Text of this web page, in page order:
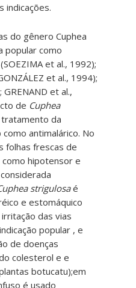
indicações.
do gênero Cuphea
popular como
et al., 1992);
et al., 1994);
et al.,
de Cuphea
da
antimalárico. No
folhas frescas de
hipotensor e
strigulosaé
e estomáquico
das vias
popular , e
de doenças
colesterol e e
botucatu);em
é usado